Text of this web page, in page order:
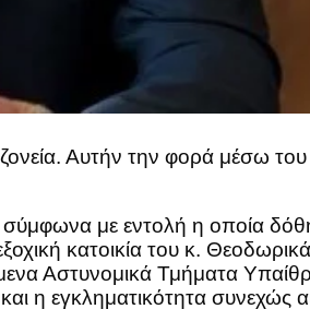
Αυτήν την φορά μέσω
σύμφωνα με εντολή η οποία
κατοικία του κ.
Αστυνομικά Τμήματα
η εγκληματικότητα συνεχώς